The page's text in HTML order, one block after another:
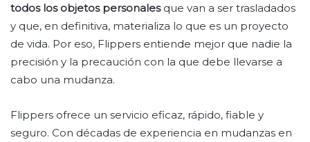
todos los objetos personalesque van a ser trasladados
y que, en definitiva, materializa lo que es un proyecto
de vida. Por eso, Flippers entiende mejor que nadie la
precisión y la precaución con la que debe llevarse a
cabo una mudanza.
Flippers ofrece un servicio eficaz, rápido, fiable y
seguro. Con décadas de experiencia en mudanzas en